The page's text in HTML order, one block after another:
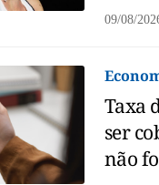
09/08/
Taxa
ser
não